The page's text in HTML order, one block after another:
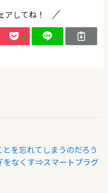
アしてね！
を忘れてしまうのだろう
をなくす⇒スマートプラグ